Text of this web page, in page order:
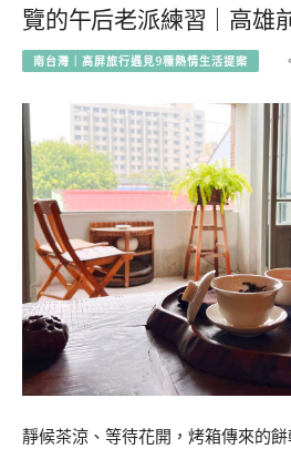
覽的午后老派練習｜高雄
南台灣｜高屏旅行遇見9種熱情生活提案
靜候茶涼、等待花開，烤箱傳來的